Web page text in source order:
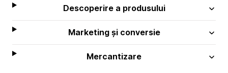
Descoperire a produsului
Marketing și conversie
Mercantizare